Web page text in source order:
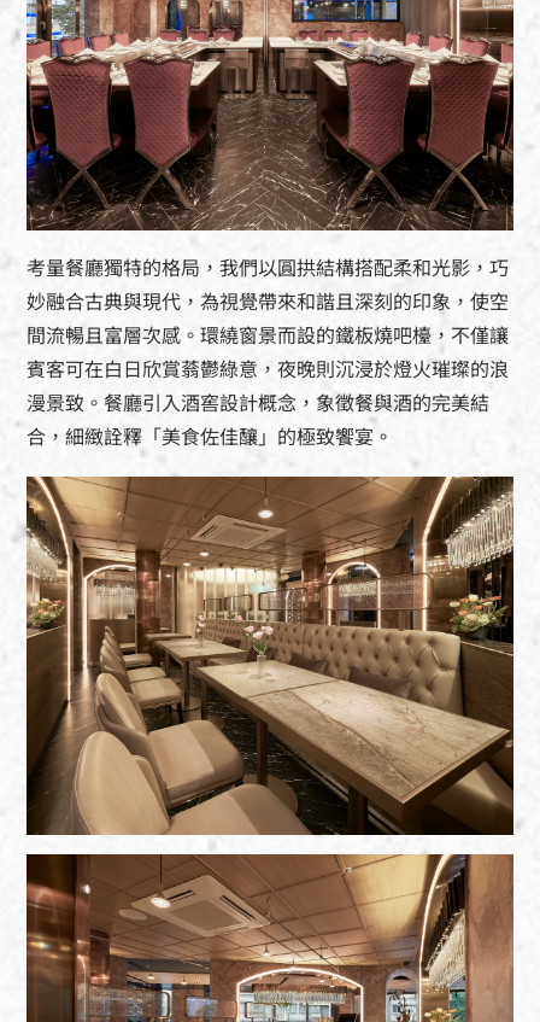
考量餐廳獨特的格局，我們以圓拱結構搭配柔和光影，巧
妙融合古典與現代，為視覺帶來和諧且深刻的印象，使空
間流暢且富層次感。環繞窗景而設的鐵板燒吧檯，不僅讓
賓客可在白日欣賞蓊鬱綠意，夜晚則沉浸於燈火璀璨的浪
漫景致。餐廳引入酒窖設計概念，象徵餐與酒的完美結
合，細緻詮釋「美食佐佳釀」的極致饗宴。